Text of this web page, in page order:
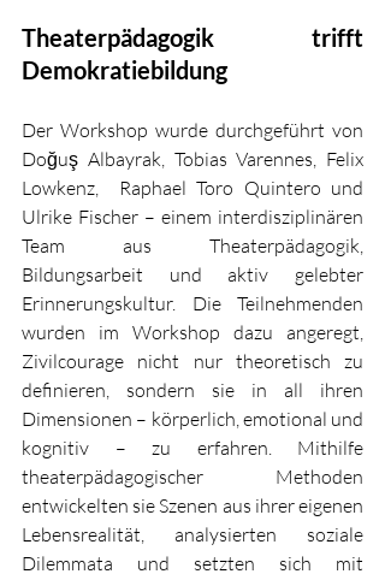
Theaterpädagogik trifft
Demokratiebildung
Der Workshop wurde durchgeführt von
Doğuş Albayrak, Tobias Varennes, Felix
Lowkenz,
Raphael Toro Quintero und
Ulrike Fischer – einem interdisziplinären
Team aus Theaterpädagogik,
Bildungsarbeit und aktiv gelebter
Erinnerungskultur. Die Teilnehmenden
wurden im Workshop dazu angeregt,
Zivilcourage nicht nur theoretisch zu
definieren, sondern sie in all ihren
Dimensionen – körperlich, emotional und
kognitiv – zu erfahren. Mithilfe
theaterpädagogischer Methoden
entwickelten sie Szenen aus ihrer eigenen
Lebensrealität, analysierten soziale
Dilemmata und setzten sich mit